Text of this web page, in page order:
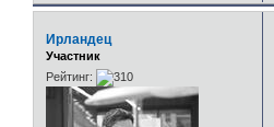
Ирландец
Участник
Рейтинг: